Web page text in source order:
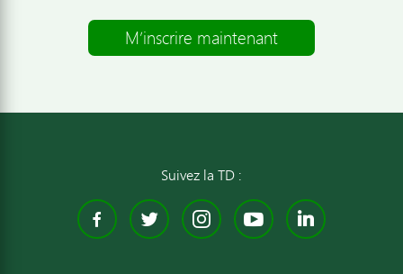
M’inscrire maintenant
Suivez la TD :
Facebook
TwitterInstagram
YouTube